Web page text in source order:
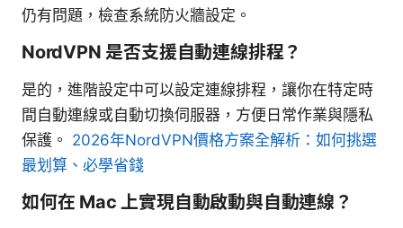
仍有問題，檢查系統防火牆設定。
NordVPN 是否支援自動連線排程？
是的，進階設定中可以設定連線排程，讓你在特定時
間自動連線或自動切換伺服器，方便日常作業與隱私
保護。 2026年NordVPN價格方案全解析：如何挑選
最划算、必學省錢
如何在 Mac 上實現自動啟動與自動連線？